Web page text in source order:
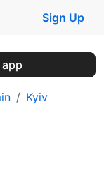
Sign Up
Kyiv